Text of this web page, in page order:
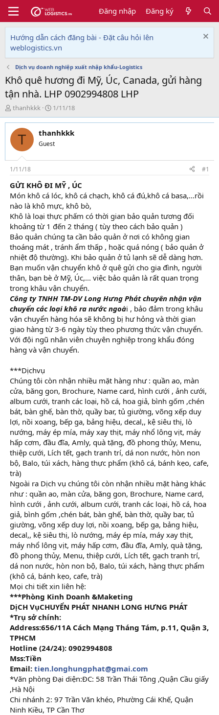
Đăng nhập Đăng ký
Hướng dẫn cách đăng bài - Đặt câu hỏi lên
weblogistics.vn
Dịch vụ doanh nghiệp xuất nhập khẩu-Logistics
Khô quê hương đi Mỹ, Úc, Canada, gửi hàng
tận nhà. LHP 0902994808 LHP
T
h
r
e
d
s
t
a
r
t
e
r
thanhkkk
N
g
à
y
g
i
1/11/18
T thanhkkk
Guest
1/11/18 #1
GỬI KHÔ ĐI MỸ , ÚC
Món khô cá lóc, khô cá chạch, khô cá đú,khô cá basa,...rồi
nào là khô mực, khô bò,
Khô là loại thực phấm có thời gian bảo quản tương đối
khoảng từ 1 đến 2 tháng ( tùy theo cách bảo quản )
Bảo quản chúng ta cần bảo quản ở nơi có không gian
thoáng mát , tránh ẩm thấp , hoặc quá nóng ( bảo quản ở
nhiệt độ thường). Khi bảo quản ở tủ lạnh sẽ dễ dàng hơn.
Bạn muốn vận chuyển khô ở quê gửi cho gia đình, người
thân, bạn bè ở Mỹ, Úc,... việc bảo quản là rất quan trọng
trong khâu vận chuyển.
Công ty TNHH TM-DV Long Hưng Phát chuyên nhận vận
chuyển các loại khô ra nước ngoài , bảo đảm trong khâu
vận chuyển hàng hóa sẽ không bị hư hỏng và thời gian
giao hàng từ 3-6 ngày tùy theo phương thức vận chuyển.
Với đội ngũ nhân viên chuyên nghiệp trong khẩu đóng
hàng và vận chuyển.
***Dịchvụ
Chúng tôi còn nhận nhiều mặt hàng như : quần ao, màn
cửa, băng gon, Brochure, Name card, hình cưới , ảnh cưới,
album cưới, tranh các loại, hồ cá, hoa giả, bình gốm ,chén
bát, bàn ghế, bàn thờ, quầy bar, tủ giường, võng xếp duy
lợi, nồi xoang, bếp ga, bảng hiệu, decal,, kệ siêu thị, lò
nướng, máy ép mía, máy xay thịt, máy nhổ lông vịt, máy
hấp cơm, đầu đĩa, Amly, quà tặng, đồ phong thủy, Menu,
thiệp cưới, Lích tết, gạch tranh trí, dá non nước, hòn non
bộ, Balo, túi xách, hàng thực phẩm (khô cá, bánh kẹo, cafe,
trà)
Ngoài ra Dịch vụ chúng tôi còn nhận nhiều mặt hàng khác
như : quần ao, màn cửa, băng gon, Brochure, Name card,
hình cưới , ảnh cưới, album cưới, tranh các loại, hồ cá, hoa
giả, bình gốm ,chén bát, bàn ghế, bàn thờ, quầy bar, tủ
giường, võng xếp duy lợi, nồi xoang, bếp ga, bảng hiệu,
decal,, kệ siêu thị, lò nướng, máy ép mía, máy xay thịt,
máy nhổ lông vịt, máy hấp cơm, đầu đĩa, Amly, quà tặng,
đồ phong thủy, Menu, thiệp cưới, Lích tết, gạch tranh trí,
dá non nước, hòn non bộ, Balo, túi xách, hàng thực phẩm
(khô cá, bánh kẹo, cafe, trà)
Mọi chi tiết xin liên hệ:
***Phòng Kinh Doanh &Maketing
DịCH VụCHUYỂN PHÁT NHANH LONG HƯNG PHÁT
*Trụ sở chính:
Address:656/11A Cách Mạng Tháng Tám, p.11, Quận 3,
TPHCM
Hotline (24/24): 0902994808
Mss:Tiền
Email: tien.longhungphat@gmai.com
*Văn phòng Đại diện:ĐC: 58 Trần Thái Tông ,Quận Cầu giấy
,Hà Nội
Chi nhánh 2: 97 Trần Văn khéo, Phường Cái Khế, Quận
Ninh Kiều, TP Cần Thơ